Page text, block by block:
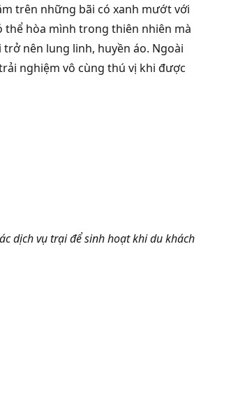
trên những bãi có xanh mướt với
thể hòa mình trong thiên nhiên mà
nên lung linh, huyền áo. Ngoài
nghiệm vô cùng thú vị khi được
dịch vụ trại để sinh hoạt khi du khách